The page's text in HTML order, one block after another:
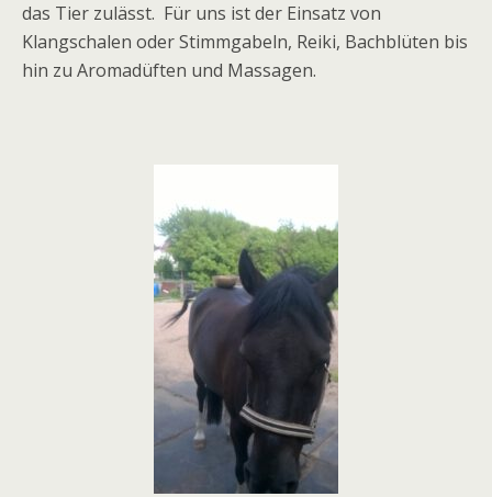
das Tier zulässt. Für uns ist der Einsatz von
Klangschalen oder Stimmgabeln, Reiki, Bachblüten bis
hin zu Aromadüften und Massagen.